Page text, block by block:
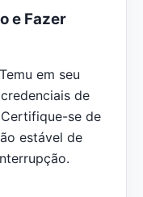
e Fazer
em seu
de
se de
estável de